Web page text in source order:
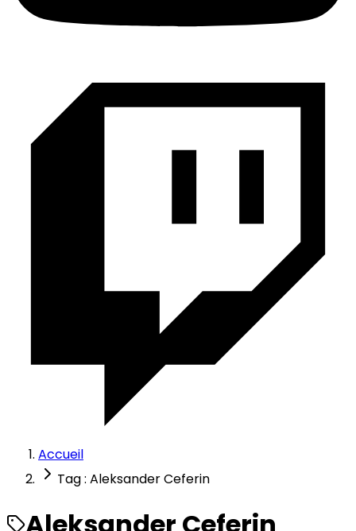
Accueil
Tag : Aleksander Ceferin